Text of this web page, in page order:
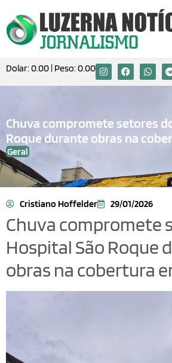
Dolar:0.00 | Peso:0.00
Chuva compromete setores
Roque durante obras na
Geral
Cristiano Hoffelder 29/01/2026
Chuva compromete
Hospital São Roque
obras na cobertura